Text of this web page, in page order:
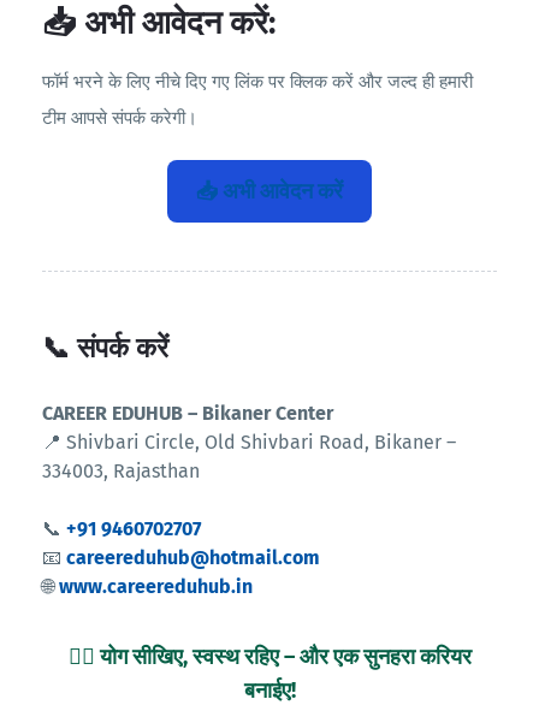
📥 अभी आवेदन करें:
फॉर्म भरने के लिए नीचे दिए गए लिंक पर क्लिक करें और जल्द ही हमारी
टीम आपसे संपर्क करेगी।
📥 अभी आवेदन करें
📞 संपर्क करें
CAREER EDUHUB – Bikaner Center
📍 Shivbari Circle, Old Shivbari Road, Bikaner –
334003, Rajasthan
📞 +91 9460702707
📧 careereduhub@hotmail.com
🌐www.careereduhub.in
🧘‍♀️ योग सीखिए, स्वस्थ रहिए – और एक सुनहरा करियर
बनाईए!